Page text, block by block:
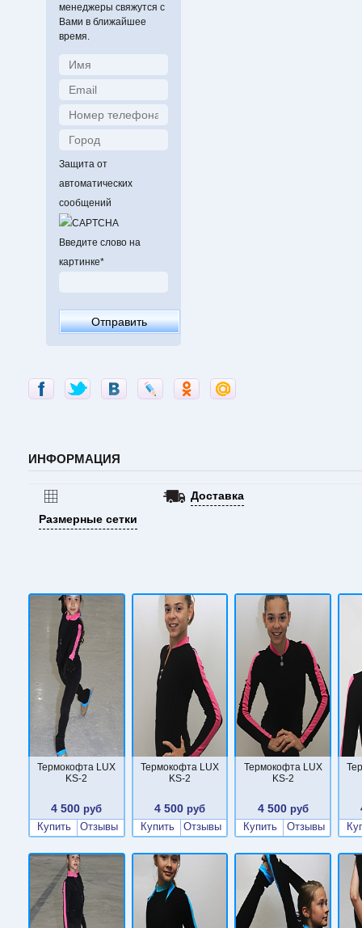
менеджеры свяжутся с
Вами в ближайшее
время.
Защита от
автоматических
сообщений
Введите слово на
картинке*
ИНФОРМАЦИЯ
Размерные сетки
Доставка
Термокофта LUX
KS-2
4 500 руб
Купить
Отзывы
Термокофта LUX
KS-2
4 500 руб
Купить
Отзывы
Термокофта LUX
KS-2
4 500руб
Купить
Отзывы